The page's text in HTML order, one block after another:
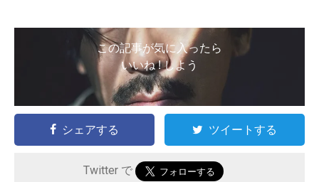
この記事が気に入ったら
いいね ! しよう
シェアする ツイートする
Twitter で